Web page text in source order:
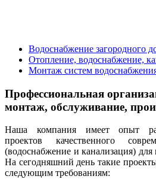
Водоснабжение загородного
Отопление, водоснабжение,
Монтаж систем
Профессиональная
монтаж, обслуживание,
Наша компания имеет опыт
проектов качественного
(водоснабжение и канализация)
На сегодняшний день такие
следующим требованиям: